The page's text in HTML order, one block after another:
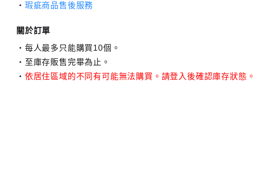
瑕疵商品售後服務
關於訂單
每人最多只能購買10個。
至庫存販售完畢為止。
依居住區域的不同有可能無法購買。請登入後確認庫存狀態。